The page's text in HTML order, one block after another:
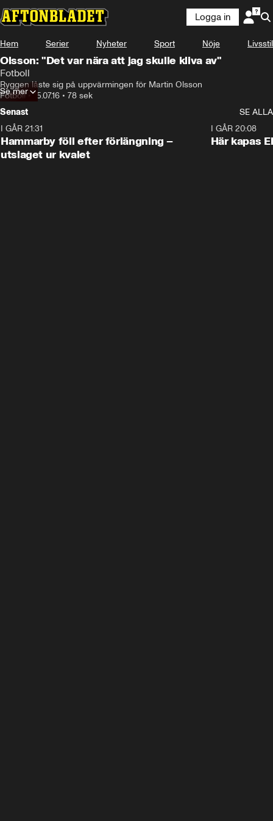
Logga in
Hem Serier Nyheter Sport Nöje Livsstil
Olsson: "Det var nära att jag skulle kliva av"
Fotboll
Ryggen låste sig på uppvärmingen för Martin Olsson
Fotboll•15.07.16 • 78 sek
Se mer
Senast
SE ALLA
I GÅR 21:31
Hammarby föll efter förlängning –
utslaget ur kvalet
I GÅR 20:08
Här kapas